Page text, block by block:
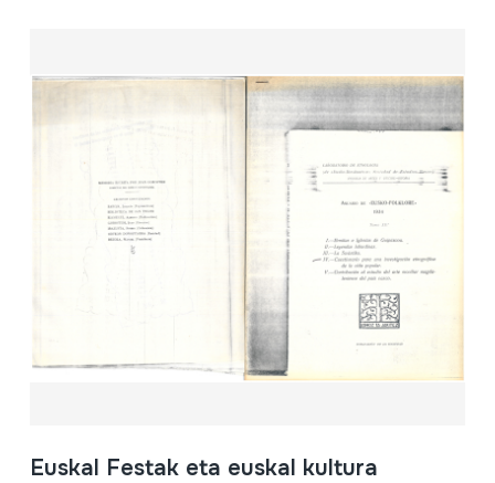
Euskal Festak eta euskal kultura